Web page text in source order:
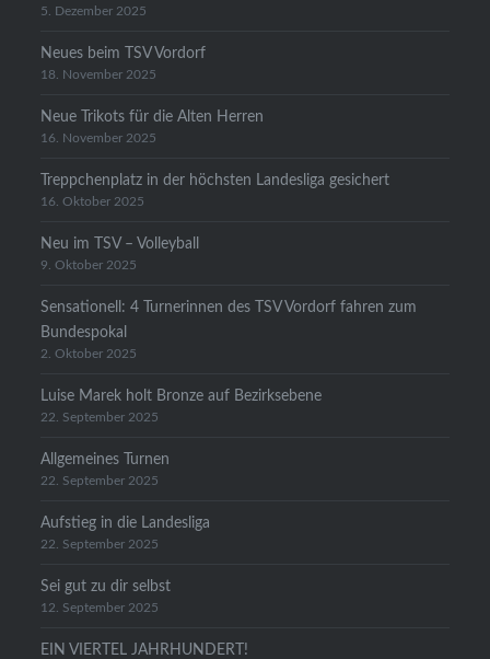
5. Dezember 2025
Neues beim TSV Vordorf
18. November 2025
Neue Trikots für die Alten Herren
16. November 2025
Treppchenplatz in der höchsten Landesliga gesichert
16. Oktober 2025
Neu im TSV – Volleyball
9. Oktober 2025
Sensationell: 4 Turnerinnen des TSV Vordorf fahren zum
Bundespokal
2. Oktober 2025
Luise Marek holt Bronze auf Bezirksebene
22. September 2025
Allgemeines Turnen
22. September 2025
Aufstieg in die Landesliga
22. September 2025
Sei gut zu dir selbst
12. September 2025
EIN VIERTEL JAHRHUNDERT!